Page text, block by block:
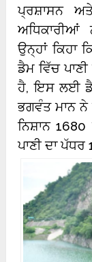
ਪ੍ਰਸ਼ਾਸਨ
ਅਧਿਕਾਰੀਆਂ
ਉਨ੍ਹਾਂ ਕਿਹਾ
ਡੈਮ ਵਿੱਚ
ਹੈ, ਇਸ ਲਈ
ਭਗਵੰਤ ਮਾਨ ਨੇ
ਨਿਸ਼ਾਨ
ਪਾਣੀ ਦਾ ਪੱਧਰ